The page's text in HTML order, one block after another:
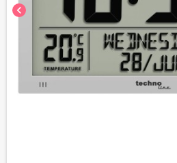
chevron_left